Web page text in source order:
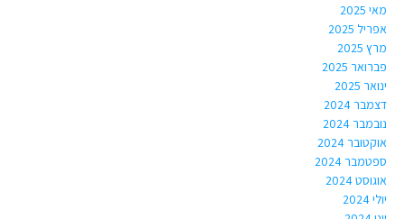
מאי 2025
אפריל 2025
מרץ 2025
פברואר 2025
ינואר 2025
דצמבר 2024
נובמבר 2024
אוקטובר 2024
ספטמבר 2024
אוגוסט 2024
יולי 2024